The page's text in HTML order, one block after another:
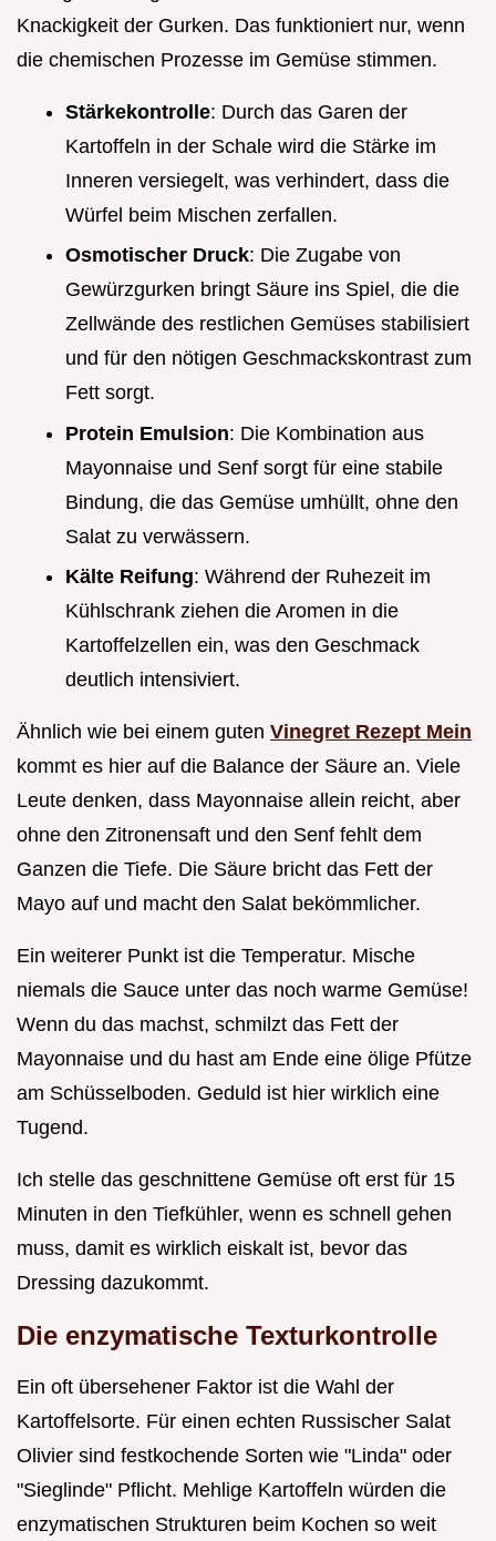
Knackigkeit der Gurken. Das funktioniert nur, wenn
die chemischen Prozesse im Gemüse stimmen.
Stärkekontrolle: Durch das Garen der
Kartoffeln in der Schale wird die Stärke im
Inneren versiegelt, was verhindert, dass die
Würfel beim Mischen zerfallen.
Osmotischer Druck: Die Zugabe von
Gewürzgurken bringt Säure ins Spiel, die die
Zellwände des restlichen Gemüses stabilisiert
und für den nötigen Geschmackskontrast zum
Fett sorgt.
Protein Emulsion: Die Kombination aus
Mayonnaise und Senf sorgt für eine stabile
Bindung, die das Gemüse umhüllt, ohne den
Salat zu verwässern.
Kälte Reifung: Während der Ruhezeit im
Kühlschrank ziehen die Aromen in die
Kartoffelzellen ein, was den Geschmack
deutlich intensiviert.
Ähnlich wie bei einem guten Vinegret Rezept Mein
kommt es hier auf die Balance der Säure an. Viele
Leute denken, dass Mayonnaise allein reicht, aber
ohne den Zitronensaft und den Senf fehlt dem
Ganzen die Tiefe. Die Säure bricht das Fett der
Mayo auf und macht den Salat bekömmlicher.
Ein weiterer Punkt ist die Temperatur. Mische
niemals die Sauce unter das noch warme Gemüse!
Wenn du das machst, schmilzt das Fett der
Mayonnaise und du hast am Ende eine ölige Pfütze
am Schüsselboden. Geduld ist hier wirklich eine
Tugend.
Ich stelle das geschnittene Gemüse oft erst für 15
Minuten in den Tiefkühler, wenn es schnell gehen
muss, damit es wirklich eiskalt ist, bevor das
Dressing dazukommt.
Die enzymatische Texturkontrolle
Ein oft übersehener Faktor ist die Wahl der
Kartoffelsorte. Für einen echten Russischer Salat
Olivier sind festkochende Sorten wie "Linda" oder
"Sieglinde" Pflicht. Mehlige Kartoffeln würden die
enzymatischen Strukturen beim Kochen so weit